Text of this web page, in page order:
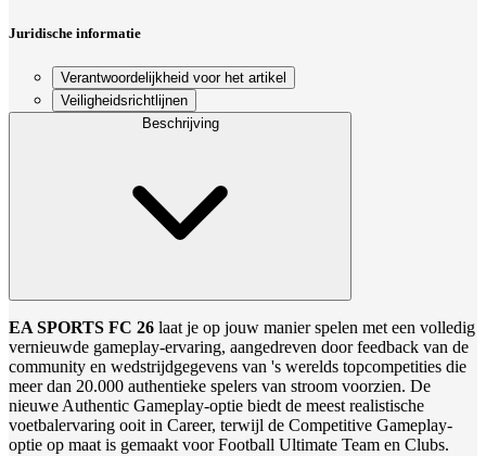
Juridische informatie
Verantwoordelijkheid voor het artikel
Veiligheidsrichtlijnen
Beschrijving
EA SPORTS FC 26 laat je op jouw manier spelen met een volledig
vernieuwde gameplay-ervaring, aangedreven door feedback van de
community en wedstrijdgegevens van 's werelds topcompetities die
meer dan 20.000 authentieke spelers van stroom voorzien. De
nieuwe Authentic Gameplay-optie biedt de meest realistische
voetbalervaring ooit in Career, terwijl de Competitive Gameplay-
optie op maat is gemaakt voor Football Ultimate Team en Clubs.